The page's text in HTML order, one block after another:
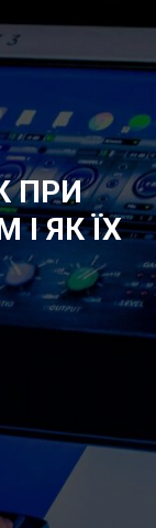
ПРИ
І ЯК ЇХ